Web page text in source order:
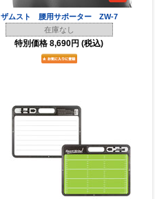
ザムスト 腰用サポーター ZW-7
在庫なし
特別価格 8,690円 (税込)